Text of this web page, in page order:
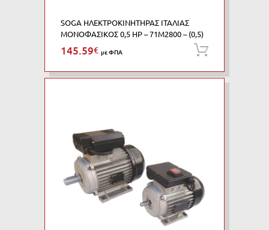
SOGA ΗΛΕΚΤΡΟΚΙΝΗΤΗΡΑΣ ΙΤΑΛΙΑΣ
ΜΟΝΟΦΑΣΙΚΟΣ 0,5 HP – 71M2800 – (0,5)
145.59€ με ΦΠΑ